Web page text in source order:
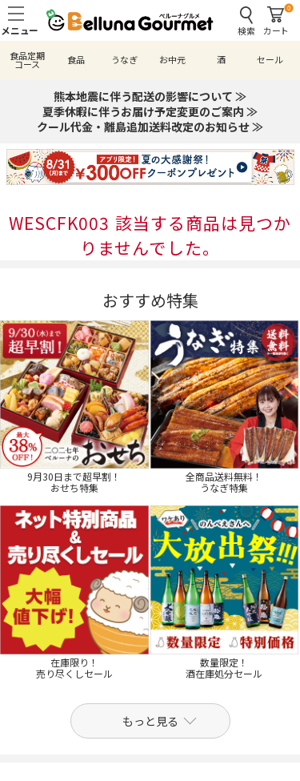
検索
0
カート
食品定期
コース 食品 うなぎ お中元 酒 セール
熊本地震に伴う配送の影響について ≫
夏季休暇に伴うお届け予定変更のご案内 ≫
クール代金・離島追加送料改定のお知らせ ≫
WESCFK003 該当する商品は見つか
りませんでした。
おすすめ特集
9月30日まで超早割！
おせち特集
全商品送料無料！
うなぎ特集
在庫限り！
売り尽くしセール
数量限定！
酒在庫処分セール
もっと見る